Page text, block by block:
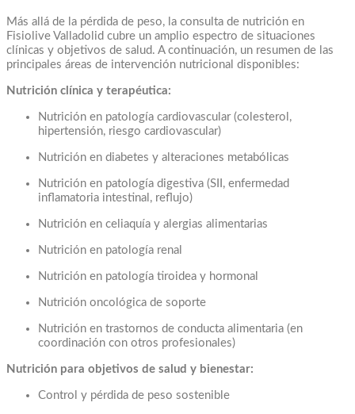
Más allá de la pérdida de peso, la consulta de nutrición en
Fisiolive Valladolid cubre un amplio espectro de situaciones
clínicas y objetivos de salud. A continuación, un resumen de las
principales áreas de intervención nutricional disponibles:
Nutrición clínica y terapéutica:
Nutrición en patología cardiovascular (colesterol,
hipertensión, riesgo cardiovascular)
Nutrición en diabetes y alteraciones metabólicas
Nutrición en patología digestiva (SII, enfermedad
inflamatoria intestinal, reflujo)
Nutrición en celiaquía y alergias alimentarias
Nutrición en patología renal
Nutrición en patología tiroidea y hormonal
Nutrición oncológica de soporte
Nutrición en trastornos de conducta alimentaria (en
coordinación con otros profesionales)
Nutrición para objetivos de salud y bienestar:
Control y pérdida de peso sostenible